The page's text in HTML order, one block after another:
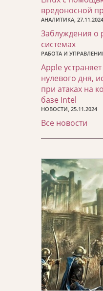
вредоносной
АНАЛИТИКА, 27.11.2024
Заблуждения о
системах
РАБОТА И
Apple
нулевого дня,
при атаках на
базе Intel
НОВОСТИ, 25.11.2024
Все новости